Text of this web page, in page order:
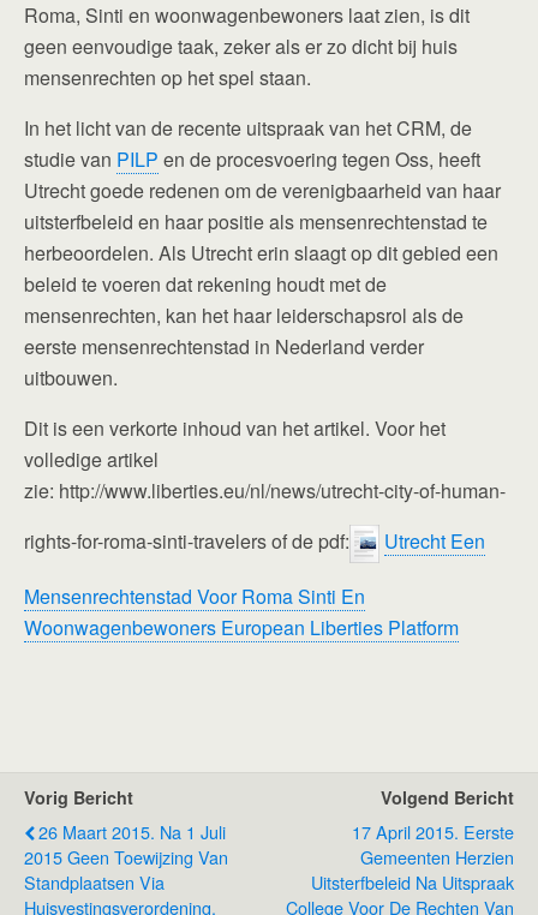
Roma, Sinti en woonwagenbewoners laat zien, is dit
geen eenvoudige taak, zeker als er zo dicht bij huis
mensenrechten op het spel staan.
In het licht van de recente uitspraak van het CRM, de
studie van PILP en de procesvoering tegen Oss, heeft
Utrecht goede redenen om de verenigbaarheid van haar
uitsterfbeleid en haar positie als mensenrechtenstad te
herbeoordelen. Als Utrecht erin slaagt op dit gebied een
beleid te voeren dat rekening houdt met de
mensenrechten, kan het haar leiderschapsrol als de
eerste mensenrechtenstad in Nederland verder
uitbouwen.
Dit is een verkorte inhoud van het artikel. Voor het
volledige artikel
zie: http://www.liberties.eu/nl/news/utrecht-city-of-human-
rights-for-roma-sinti-travelers of de pdf:
Utrecht Een
Mensenrechtenstad Voor Roma Sinti En
Woonwagenbewoners European Liberties Platform
Vorig Bericht
26 Maart 2015. Na 1 Juli
2015 Geen Toewijzing Van
Standplaatsen Via
Huisvestingsverordening.
Volgend Bericht
17 April 2015. Eerste
Gemeenten Herzien
Uitsterfbeleid Na Uitspraak
College Voor De Rechten Van